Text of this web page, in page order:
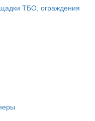
ТБО, ограждения